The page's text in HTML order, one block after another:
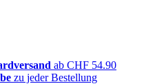
ab CHF 54.90
zu jeder Bestellung